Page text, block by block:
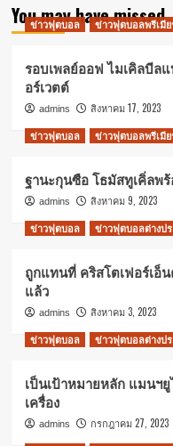
You may have missed
ข่าวฟุตบอล ข่าวฟุตบอลพรีเมี
รอบเพลย์ออฟ ไมเคิลบีลแ
อร์เวตต์
admins
สิงหาคม 17, 2023
ข่าวฟุตบอล
ข่าวฟุตบอลพรีเมี
ฐานะกุนซือ โธมัสทูเคิ่ลพ
admins
สิงหาคม 9, 2023
ข่าวฟุตบอล
ข่าวฟุตบอลต่างปร
ถูกแทนที่ คริสโตเฟอร์เอ็
แล้ว
admins
สิงหาคม 3, 2023
ข่าวฟุตบอล
ข่าวฟุตบอลต่างปร
เป็นเป้าหมายหลัก แมนฯ
เครื่อง
admins
กรกฎาคม 27, 2023